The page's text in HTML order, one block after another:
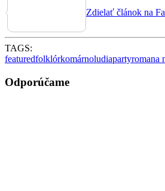
Zdielať článok na
TAGS:
featuredfolklórkomárnoludiapartyromana
Odporúčame